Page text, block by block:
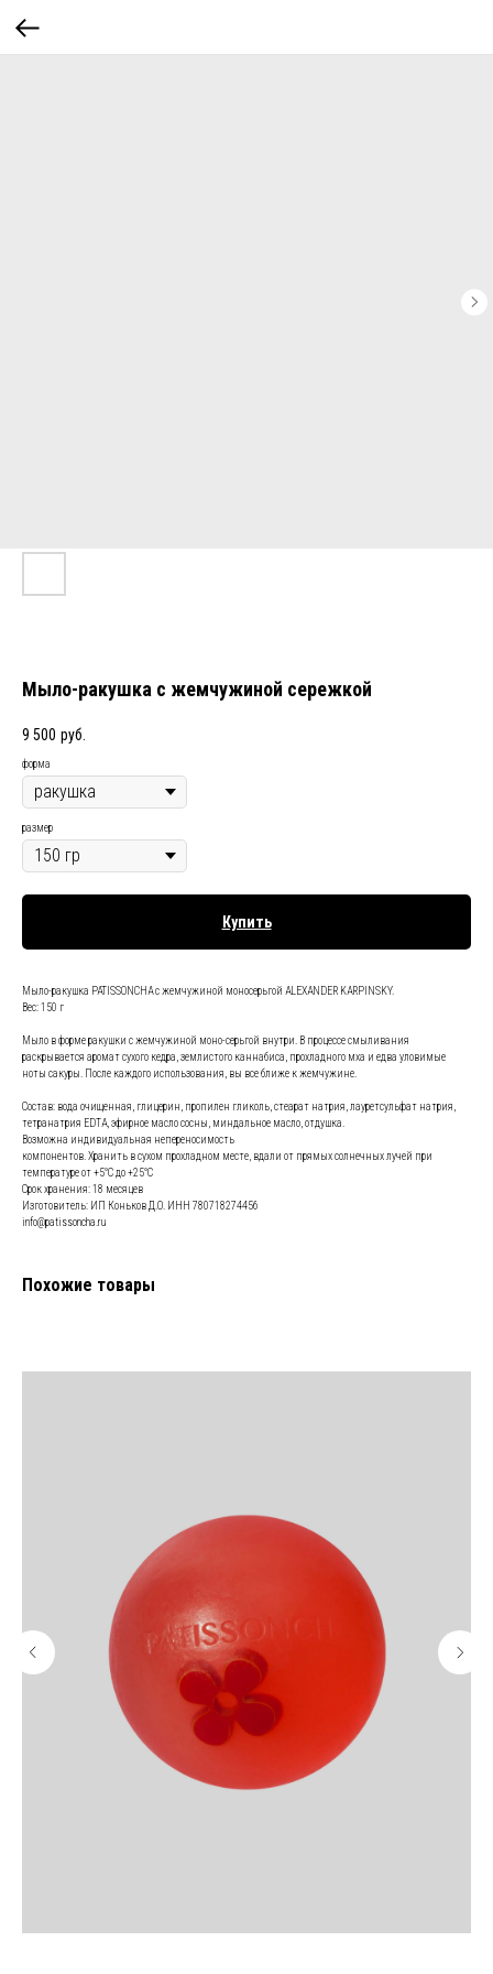
Мыло-ракушка с жемчужиной сережкой
9 500 руб.
форма
размер
Купить
Мыло-ракушка PATISSONCHA c жемчужиной моносерьгой ALEXANDER KARPINSKY.
Вес: 150 г
Мыло в форме ракушки с жемчужиной моно-серьгой внутри. В процессе смыливания
раскрывается аромат сухого кедра, землистого каннабиса, прохладного мха и едва уловимые
ноты сакуры. После каждого использования, вы все ближе к жемчужине.
Состав: вода очищенная, глицерин, пропилен гликоль, стеарат натрия, лауретсульфат натрия,
тетранатрия EDTA, эфирное масло сосны, миндальное масло, отдушка.
Возможна индивидуальная непереносимость
компонентов. Хранить в сухом прохладном месте, вдали от прямых солнечных лучей при
температуре от +5°С до +25°С
Срок хранения: 18 месяцев
Изготовитель: ИП Коньков Д.О. ИНН 780718274456
info@patissoncha.ru
Похожие товары